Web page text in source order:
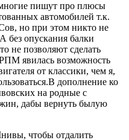
пишут про плюсы
автомобилей т.к.
но при этом никто не
без опускания балки
не позволяют сделать
явилась возможность
от классики, чем я,
дополнение ко
на родные с
дабы вернуть былую
чтобы отдалить